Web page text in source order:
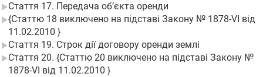
Стаття 17. Передача об’єкта оренди
{Статтю 18 виключено на підставі Закону № 1878-VI від
11.02.2010 }
Стаття 19. Строк дії договору оренди землі
Стаття 20. {Статтю 20 виключено на підставі Закону №
1878-VI від 11.02.2010 }